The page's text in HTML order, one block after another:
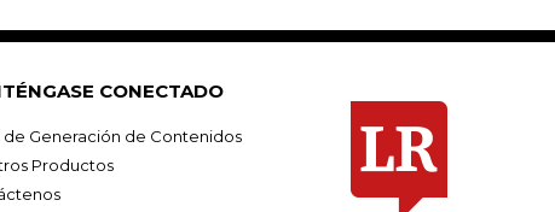
CONECTADO
de Generación de Contenidos
Productos